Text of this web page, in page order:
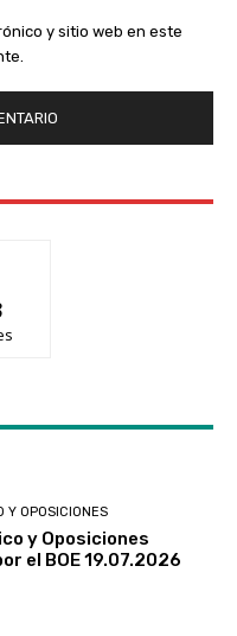
y sitio web en este
Y OPOSICIONES
y Oposiciones
el BOE 19.07.2026